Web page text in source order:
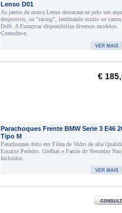
Lenso D01
As jantes da marca Lenso destacam-se pelo seu
desportivo, ou "racing", lembrando muito os carros
Drift. A Funnycar disponibiliza diversos modelos.
Consulte-n
€
Parachoques Frente BMW Serie 3 E46
Tipo M
Parachoques feito em Fibra de Vidro de alta
Encaixe Perfeito. Grelhas e Farois de Nevoeiro Nao
Incluidos.